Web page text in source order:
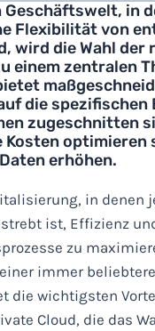
Geschäftswelt, in
Flexibilität von
wird die Wahl der
einem zentralen
die spezifischen
zugeschnitten
optimieren
erhöhen.
in denen
ist, Effizienz
zu
immer
die wichtigsten
Cloud, die das